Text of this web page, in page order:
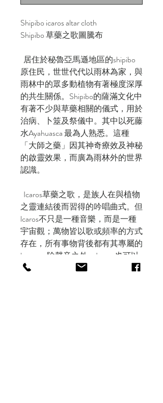
Shipibo icaros altar cloth
Shipibo 草藥之歌圖騰布
居住於秘魯亞馬遜地區的shipibo
原住民，世世代代以雨林為家，與
雨林中的眾多動植物有著極度深厚
的共生關係。Shipibo的薩滿文化中
有著不少與草藥相關的儀式，用於
治病、卜筮及祭儀中。其中以死藤
水Ayahuasca 最為人熟悉。這種
「大師之藥」因其神奇療效及神秘
的啟靈效果，而廣為雨林外的世界
認識。
Icaros草藥之歌，是族人在與植物
之靈連結後而習得的吟唱曲式。但
lcaros不只是一種音樂，而是一種
宇宙觀；萬物皆以歌或頻率的方式
存在，所有事物背後都有其專屬的
lcaros。除聲音之外，Icaros也可以
圖騰的方式呈現。被刻劃在建築